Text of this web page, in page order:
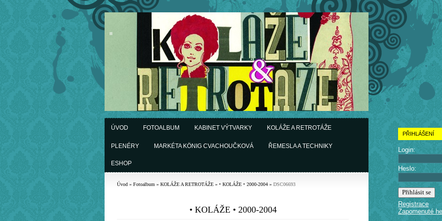
ÚVOD FOTOALBUM KABINET VÝTVARKY KOLÁŽE A RETROTÁŽE
PLENÉRY MARKÉTA KÖNIG CVACHOUČKOVÁ ŘEMESLA A TECHNIKY
ESHOP
Úvod » Fotoalbum » KOLÁŽE A RETROTÁŽE » • KOLÁŽE • 2000-2004 » DSC06693
• KOLÁŽE • 2000-2004
PŘIHLÁŠENÍ
Login:
Heslo:
Registrace
Zapomenuté